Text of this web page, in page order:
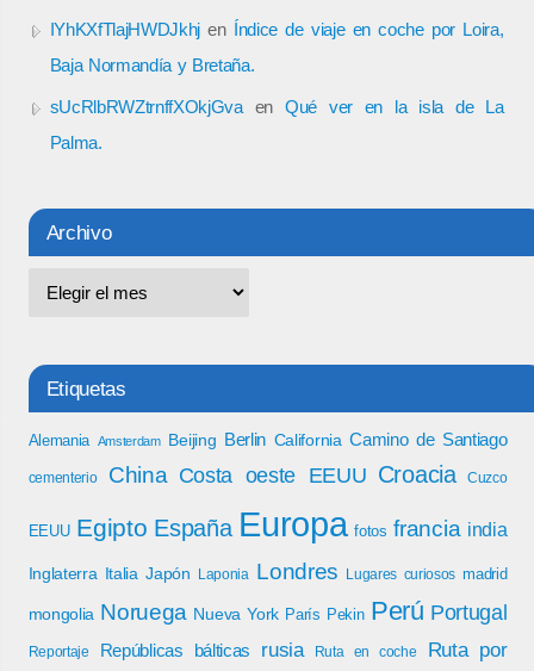
IYhKXfTlajHWDJkhj en Índice de viaje en coche por Loira,
Baja Normandía y Bretaña.
sUcRlbRWZtrnffXOkjGvaen Qué ver en la isla de La
Palma.
Archivo
Etiquetas
Alemania Amsterdam Beijing Berlin California Camino de Santiago
cementerio China Costa oeste EEUU Croacia Cuzco
EEUU Egipto España Europa fotos francia india
Inglaterra Italia Japón Laponia Londres Lugares curiosos madrid
mongolia Noruega Nueva York París Pekin Perú Portugal
Reportaje Repúblicas bálticas rusia Ruta en coche
Ruta por